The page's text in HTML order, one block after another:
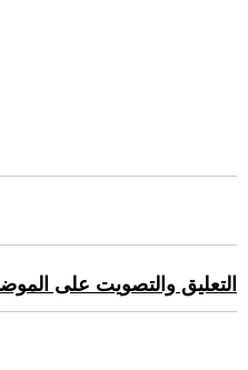
التعليق والتصويت على